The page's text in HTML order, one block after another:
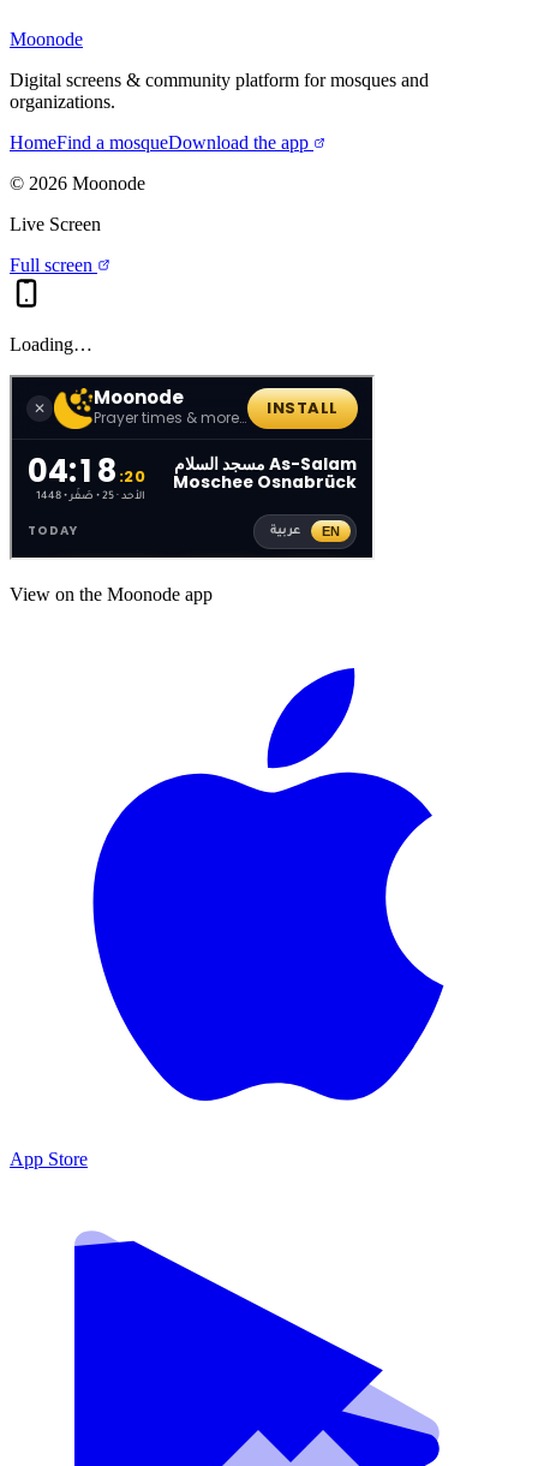
Moonode
Digital screens & community platform for mosques and
organizations.
HomeFind a mosqueDownload the app
© 2026 Moonode
Live Screen
Full screen
Loading…
View on the Moonode app
App Store